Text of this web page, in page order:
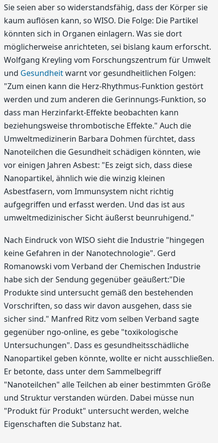
Sie seien aber so widerstandsfähig, dass der Körper sie
kaum auflösen kann, so WISO. Die Folge: Die Partikel
könnten sich in Organen einlagern. Was sie dort
möglicherweise anrichteten, sei bislang kaum erforscht.
Wolfgang Kreyling vom Forschungszentrum für Umwelt
und Gesundheitwarnt vor gesundheitlichen Folgen:
"Zum einen kann die Herz-Rhythmus-Funktion gestört
werden und zum anderen die Gerinnungs-Funktion, so
dass man Herzinfarkt-Effekte beobachten kann
beziehungsweise thrombotische Effekte." Auch die
Umweltmedizinerin Barbara Dohmen fürchtet, dass
Nanoteilchen die Gesundheit schädigen könnten, wie
vor einigen Jahren Asbest: "Es zeigt sich, dass diese
Nanopartikel, ähnlich wie die winzig kleinen
Asbestfasern, vom Immunsystem nicht richtig
aufgegriffen und erfasst werden. Und das ist aus
umweltmedizinischer Sicht äußerst beunruhigend."
Nach Eindruck von WISO sieht die Industrie "hingegen
keine Gefahren in der Nanotechnologie". Gerd
Romanowski vom Verband der Chemischen Industrie
habe sich der Sendung gegenüber geäußert:"Die
Produkte sind untersucht gemäß den bestehenden
Vorschriften, so dass wir davon ausgehen, dass sie
sicher sind." Manfred Ritz vom selben Verband sagte
gegenüber ngo-online, es gebe "toxikologische
Untersuchungen". Dass es gesundheitsschädliche
Nanopartikel geben könnte, wollte er nicht ausschließen.
Er betonte, dass unter dem Sammelbegriff
"Nanoteilchen" alle Teilchen ab einer bestimmten Größe
und Struktur verstanden würden. Dabei müsse nun
"Produkt für Produkt" untersucht werden, welche
Eigenschaften die Substanz hat.